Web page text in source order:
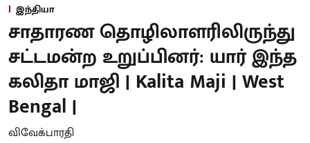
இந்தியா
சாதாரண தொழிலாளரிலிருந்து
சட்டமன்ற உறுப்பினர்: யார் இந்த
கலிதா மாஜி | Kalita Maji | West
Bengal |
விவேக்பாரதி